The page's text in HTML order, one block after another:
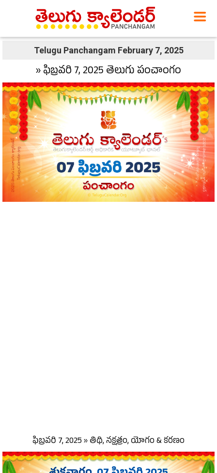
Telugu Panchangam February 7, 2025
» ఫిబ్రవరి 7, 2025 తెలుగు పంచాంగం
ఫిబ్రవరి 7, 2025 » తిథి, నక్షత్రం, యోగం & కరణం